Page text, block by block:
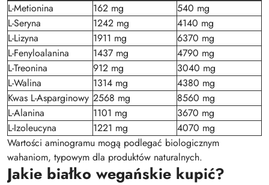
L-Metionina
162 mg
540 mg
L-Seryna
1242 mg
4140 mg
L-Lizyna
1911 mg
6370 mg
L-Fenyloalanina
1437 mg
4790 mg
L-Treonina
912 mg
3040 mg
L-Walina
1314 mg
4380 mg
Kwas L-Asparginowy 2568 mg
8560 mg
L-Alanina
1101 mg
3670 mg
L-Izoleucyna
1221 mg
4070 mg
Wartości aminogramu mogą podlegać biologicznym
wahaniom, typowym dla produktów naturalnych.
Jakie białko wegańskie kupić?